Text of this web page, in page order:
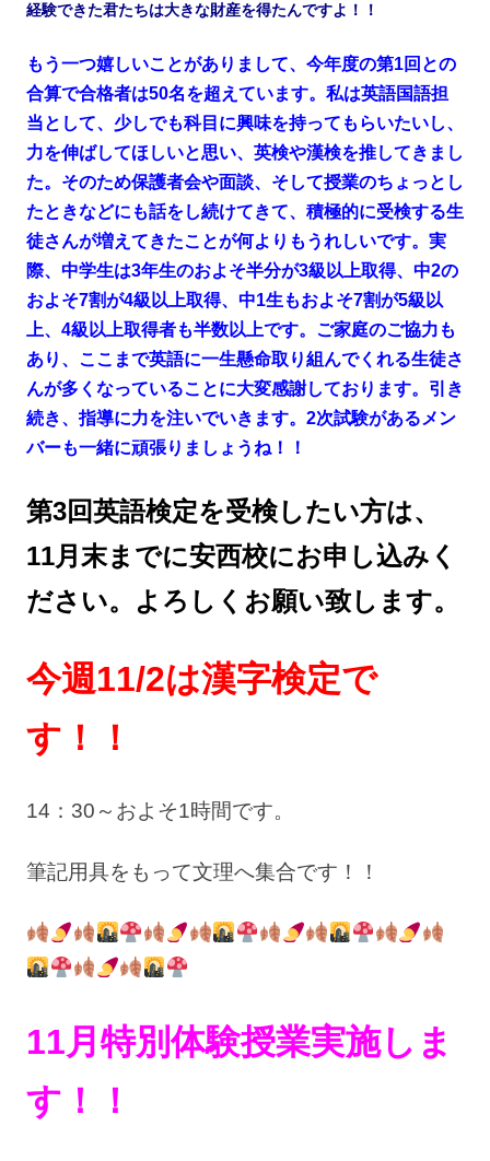
経験できた君たちは大きな財産を得たんですよ！！
もう一つ嬉しいことがありまして、今年度の第1回との
合算で合格者は50名を超えています。私は英語国語担
当として、少しでも科目に興味を持ってもらいたいし、
力を伸ばしてほしいと思い、英検や漢検を推してきまし
た。そのため保護者会や面談、そして授業のちょっとし
たときなどにも話をし続けてきて、積極的に受検する生
徒さんが増えてきたことが何よりもうれしいです。実
際、中学生は3年生のおよそ半分が3級以上取得、中2の
およそ7割が4級以上取得、中1生もおよそ7割が5級以
上、4級以上取得者も半数以上です。ご家庭のご協力も
あり、ここまで英語に一生懸命取り組んでくれる生徒さ
んが多くなっていることに大変感謝しております。引き
続き、指導に力を注いでいきます。2次試験があるメン
バーも一緒に頑張りましょうね！！
第3回英語検定を受検したい方は、
11月末までに安西校にお申し込みく
ださい。よろしくお願い致します。
今週11/2は漢字検定で
す！！
14：30～およそ1時間です。
筆記用具をもって文理へ集合です！！
11月特別体験授業実施しま
す！！